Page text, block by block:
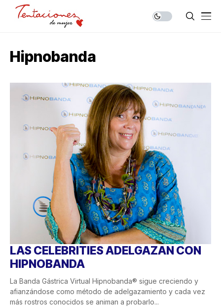
Hipnobanda
LAS CELEBRITIES ADELGAZAN CON
HIPNOBANDA
La Banda Gástrica Virtual Hipnobanda® sigue creciendo y
afianzándose como método de adelgazamiento y cada vez
más rostros conocidos se animan a probarlo...